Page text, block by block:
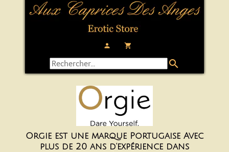
person local_grocery_store
search
Orgie est une marque Portugaise Avec
plus de 20 ans d'expérience dans